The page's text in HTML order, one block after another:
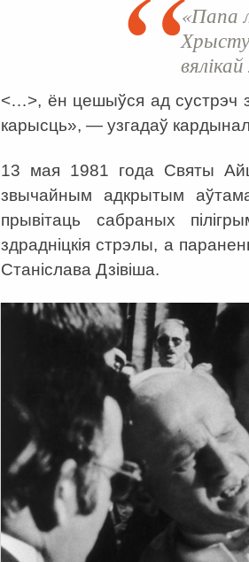
«Папа
<…>, ён цешыўся ад сустрэч з
карысць», — узгадаў
13 мая 1981 года Святы
звычайным адкрытым
прывітаць сабраных
здрадніцкія стрэлы, а
Станіслава Дзівіша.